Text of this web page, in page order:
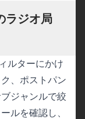
ラジオ局
ルターにかけ
、ポストパン
ジャンルで絞
ルを確認し、